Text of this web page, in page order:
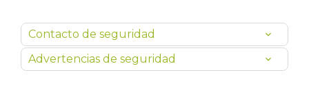
Contacto de seguridad
Advertencias de seguridad